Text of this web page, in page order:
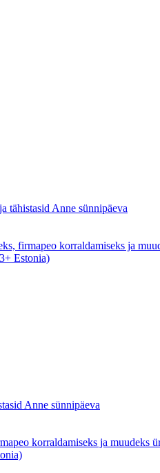
tähistasid Anne sünnipäeva
firmapeo korraldamiseks ja
Estonia)
Anne sünnipäeva
korraldamiseks ja muudeks